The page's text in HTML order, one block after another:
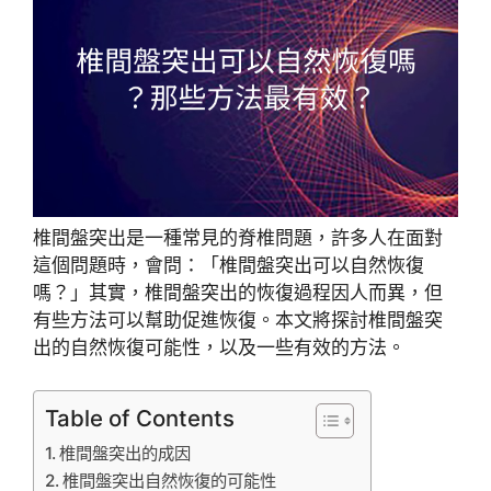
椎間盤突出是一種常見的脊椎問題，許多人在面對
這個問題時，會問：「椎間盤突出可以自然恢復
嗎？」其實，椎間盤突出的恢復過程因人而異，但
有些方法可以幫助促進恢復。本文將探討椎間盤突
出的自然恢復可能性，以及一些有效的方法。
Table of Contents
椎間盤突出的成因
椎間盤突出自然恢復的可能性